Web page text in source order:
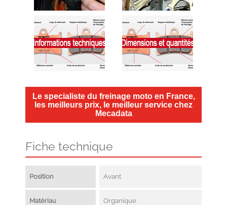
Le specialiste du freinage moto en France,
les meilleurs prix, le meilleur service chez
Mecadata
Fiche technique
Position Avant
Matériau Organique